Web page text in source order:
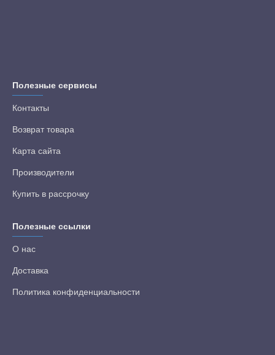
Полезные сервисы
Контакты
Возврат товара
Карта сайта
Производители
Купить в рассрочку
Полезные ссылки
О нас
Доставка
Политика конфиденциальности